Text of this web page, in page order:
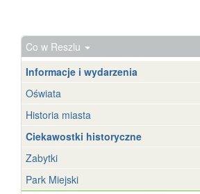
Co w Reszlu
Informacje i wydarzenia
Oświata
Historia miasta
Ciekawostki historyczne
Zabytki
Park Miejski